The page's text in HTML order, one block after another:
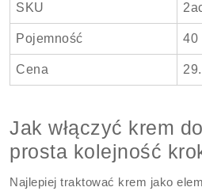
SKU
Pojemność 40
Cena
Jak włączyć krem
prosta kolejność
Najlepiej traktować krem jako